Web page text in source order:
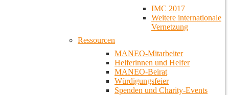
IMC 2017
Weitere internationale
Vernetzung
Ressourcen
MANEO-Mitarbeiter
Helferinnen und Helfer
MANEO-Beirat
Würdigungsfeier
Spenden und Charity-Events